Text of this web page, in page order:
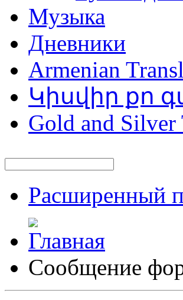
Музыка
Дневники
Armenian
Կիսվիր քո
Gold and Silver
Расширенный
Сообщение